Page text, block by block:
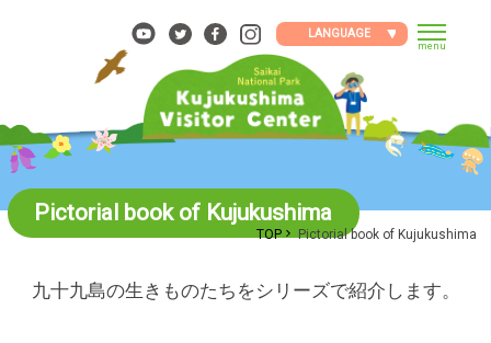
LANGUAGE
menu
TOP Pictorial book of Kujukushima
Pictorial book of Kujukushima
九十九島の生きものたちをシリーズで紹介します。